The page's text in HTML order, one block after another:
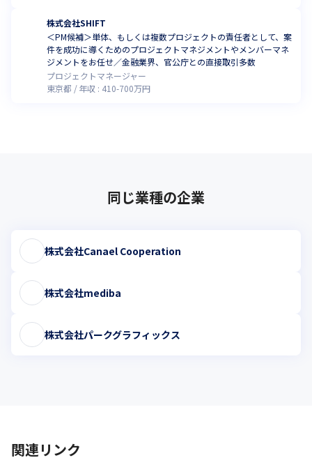
株式会社SHIFT
＜PM候補＞単体、もしくは複数プロジェクトの責任者として、案
件を成功に導くためのプロジェクトマネジメントやメンバーマネ
ジメントをお任せ／金融業界、官公庁との直接取引多数
プロジェクトマネージャー
東京都
年収 : 410-700万円
同じ業種の企業
株式会社Canael Cooperation
株式会社mediba
株式会社パークグラフィックス
関連リンク